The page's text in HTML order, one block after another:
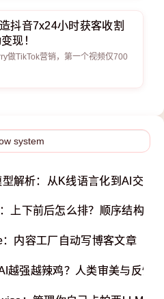
抖音7x24小时获客收割
现！
做TikTok营销，第一个视频仅700
解析：从K线语言化到AI交易
上下前后怎么排？顺序结构最
内容工厂自动写博客文章
越强越辣鸡？人类审美与反馈